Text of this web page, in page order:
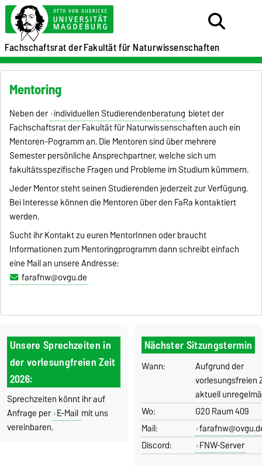
Fachschaftsrat derFakultät für Naturwissenschaften
Mentoring
Neben der individuellen Studierendenberatung bietet der
Fachschaftsrat der Fakultät für Naturwissenschaften auch ein
Mentoren-Pogramm an. Die Mentoren sind über mehrere
Semester persönliche Ansprechpartner, welche sich um
fakultätsspezifische Fragen und Probleme im Studium kümmern.
Jeder Mentor steht seinen Studierenden jederzeit zur Verfügung.
Bei Interesse können die Mentoren über den FaRa kontaktiert
werden.
Sucht ihr Kontakt zu euren MentorInnen oder braucht
Informationen zum Mentoringprogramm dann schreibt einfach
eine Mail an unsere Andresse:
farafnw@ovgu.de
Unsere Sprechzeiten in
der vorlesungfreien Zeit
2026:
Sprechzeiten könnt ihr auf
Anfrage per E-Mail mit uns
vereinbaren.
Nächster Sitzungstermin
Wann:
Aufgrund der
vorlesungsfreien
aktuell
Wo:
G20 Raum 409
Mail:
Discord:
FNW-Server